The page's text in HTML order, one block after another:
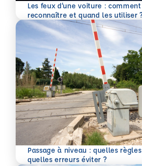
Les feux d’une voiture :
reconnaître et quand les utiliser
En savoir plus
Passage à niveau : quelles
quelles erreurs éviter ?
En savoir plus